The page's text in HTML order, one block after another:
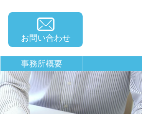
お問い合わせ
事務所概要